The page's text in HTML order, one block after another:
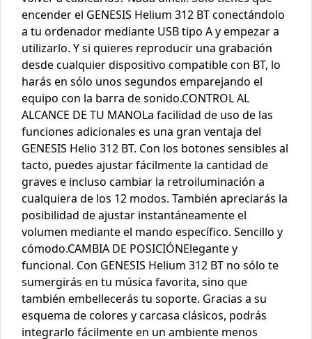
encender el GENESIS Helium 312 BT conectándolo
a tu ordenador mediante USB tipo A y empezar a
utilizarlo. Y si quieres reproducir una grabación
desde cualquier dispositivo compatible con BT, lo
harás en sólo unos segundos emparejando el
equipo con la barra de sonido.CONTROL AL
ALCANCE DE TU MANOLa facilidad de uso de las
funciones adicionales es una gran ventaja del
GENESIS Helio 312 BT. Con los botones sensibles al
tacto, puedes ajustar fácilmente la cantidad de
graves e incluso cambiar la retroiluminación a
cualquiera de los 12 modos. También apreciarás la
posibilidad de ajustar instantáneamente el
volumen mediante el mando específico. Sencillo y
cómodo.CAMBIA DE POSICIÓNElegante y
funcional. Con GENESIS Helium 312 BT no sólo te
sumergirás en tu música favorita, sino que
también embellecerás tu soporte. Gracias a su
esquema de colores y carcasa clásicos, podrás
integrarlo fácilmente en un ambiente menos